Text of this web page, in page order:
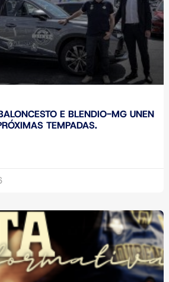
E BLENDIO-MG UNEN
TEMPADAS.